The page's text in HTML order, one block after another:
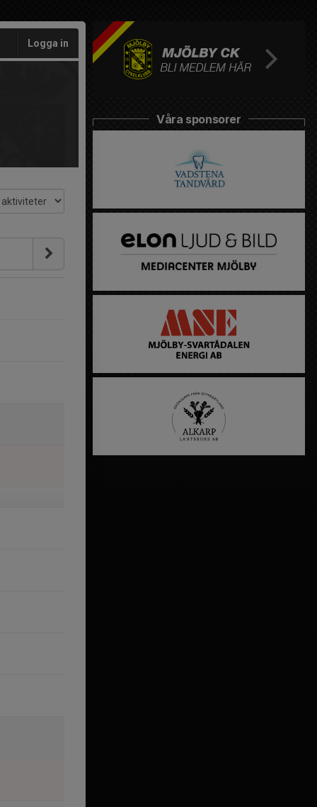
Logga in
Våra sponsorer